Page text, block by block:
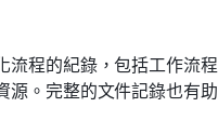
程的紀錄，包括工作流
。完整的文件記錄也有